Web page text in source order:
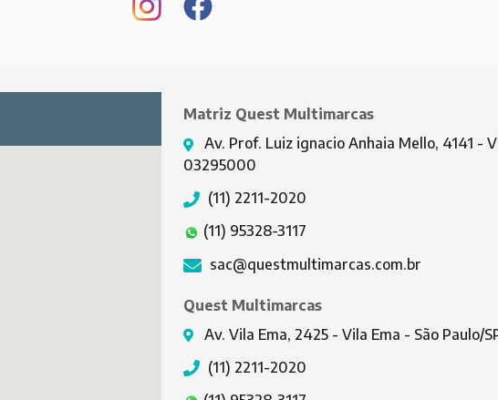
Matriz Quest Multimarcas
Av. Prof. Luiz ignacio Anhaia Mello, 4141 -
03295000
(11) 2211-2020
(11) 95328-3117
sac@questmultimarcas.com.br
Quest Multimarcas
Av. Vila Ema, 2425 - Vila Ema - São Paulo/
(11) 2211-2020